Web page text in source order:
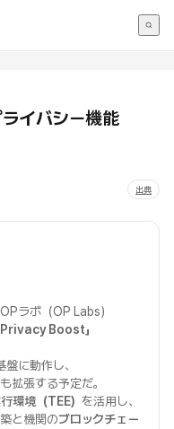
イバシー機能
出典
ラボ（OP Labs）
Privacy Boost」
盤に動作し、
拡張する予定だ。
環境（TEE）を活用し、
と機関のブロックチェー